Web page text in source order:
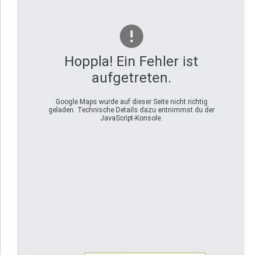
Hoppla! Ein Fehler ist
aufgetreten.
Google Maps wurde auf dieser Seite nicht richtig
geladen. Technische Details dazu entnimmst du der
JavaScript-Konsole.